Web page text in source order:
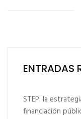
ENTRADAS
STEP: la
financiación